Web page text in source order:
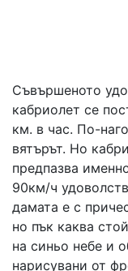
Съвършеното
кабриолет се
км. в час. По-
вятърът. Но
предпазва
90км/ч
дамата е с
но пък каква
на синьо небе и
нарисувани от